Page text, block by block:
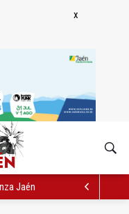
Jaén Paraíso Interior